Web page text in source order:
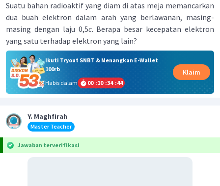
Suatu bahan radioaktif yang diam di atas meja memancarkan
dua buah elektron dalam arah yang berlawanan, masing-
masing dengan laju 0,5c. Berapa besar kecepatan elektron
yang satu terhadap elektron yang lain?
Ikuti Tryout SNBT & Menangkan E-Wallet
100rb
Habis dalam
00 :10 :34 :43
Klaim
Y. Maghfirah
Master Teacher
Jawaban terverifikasi